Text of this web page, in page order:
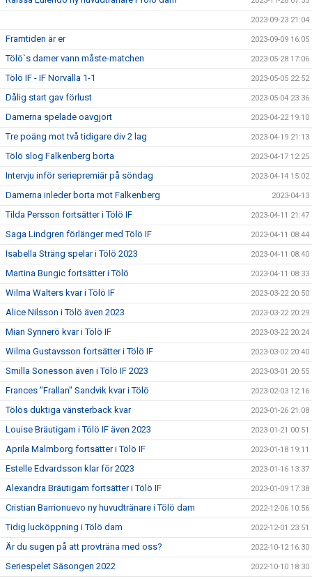
2023-09-23 21:04
Framtiden är er 2023-09-09 16:05
Tölö`s damer vann måste-matchen 2023-05-28 17:06
Tölö IF - IF Norvalla 1-1 2023-05-05 22:52
Dålig start gav förlust 2023-05-04 23:36
Damerna spelade oavgjort 2023-04-22 19:10
Tre poäng mot två tidigare div 2 lag 2023-04-19 21:13
Tölö slog Falkenberg borta 2023-04-17 12:25
Intervju inför seriepremiär på söndag 2023-04-14 15:02
Damerna inleder borta mot Falkenberg 2023-04-13
Tilda Persson fortsätter i Tölö IF 2023-04-11 21:47
Saga Lindgren förlänger med Tölö IF 2023-04-11 08:44
Isabella Sträng spelar i Tölö 2023 2023-04-11 08:40
Martina Bungic fortsätter i Tölö 2023-04-11 08:33
Wilma Walters kvar i Tölö IF 2023-03-22 20:50
Alice Nilsson i Tölö även 2023 2023-03-22 20:29
Mian Synnerö kvar i Tölö IF 2023-03-22 20:24
Wilma Gustavsson fortsätter i Tölö IF 2023-03-02 20:40
Smilla Sonesson även i Tölö IF 2023 2023-03-01 20:55
Frances "Frallan" Sandvik kvar i Tölö 2023-02-03 12:16
Tölös duktiga vänsterback kvar 2023-01-26 21:08
Louise Bräutigam i Tölö IF även 2023 2023-01-21 00:51
Aprila Malmborg fortsätter i Tölö IF 2023-01-18 19:11
Estelle Edvardsson klar för 2023 2023-01-16 13:37
Alexandra Bräutigam fortsätter i Tölö IF 2023-01-09 17:38
Cristian Barrionuevo ny huvudtränare i Tölö dam 2022-12-06 10:56
Tidig lucköppning i Tölö dam 2022-12-01 23:51
Är du sugen på att provträna med oss? 2022-10-12 16:30
Seriespelet Säsongen 2022 2022-10-10 18:30